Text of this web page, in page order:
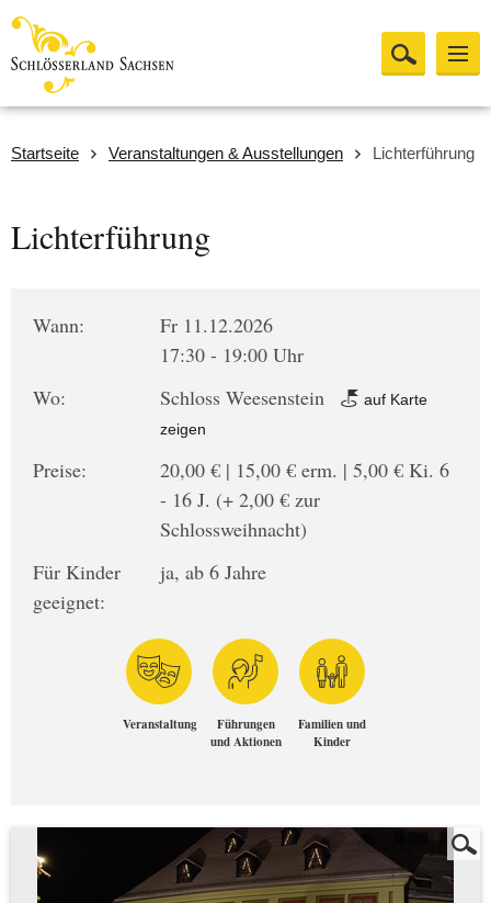
Startseite Veranstaltungen & Ausstellungen Lichterführung
Lichterführung
Wann:
Fr 11.12.2026
17:30 - 19:00 Uhr
Wo:
Schloss Weesenstein
auf Karte
zeigen
Preise:
20,00 € | 15,00 € erm. | 5,00 € Ki. 6
- 16 J. (+ 2,00 € zur
Schlossweihnacht)
Für Kinder
geeignet:
ja, ab 6 Jahre
Veranstaltung
Führungen
und Aktionen
Familien und
Kinder